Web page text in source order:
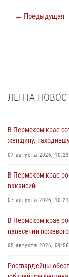
← Предыдущая
ЛЕНТА
В Пермском крае
женщину,
07 августа 2026, 10:23
В Пермском крае
вакансий
07 августа 2026, 10:21
В Пермском крае
нанесении
05 августа 2026, 09:56
Росгвардейцы